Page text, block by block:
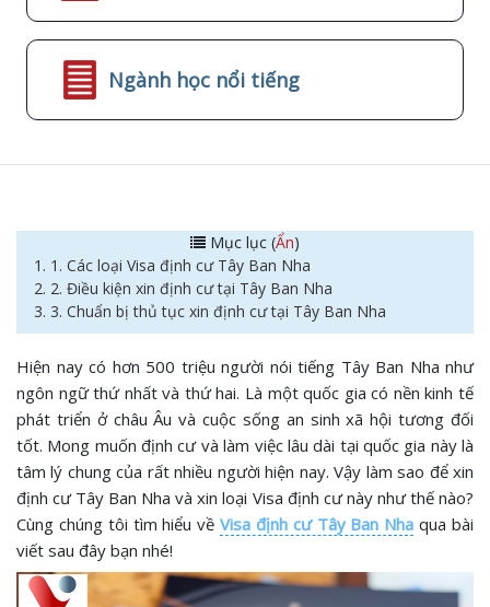
Ngành học nổi tiếng
Mục lục (Ẩn)
1. 1. Các loại Visa định cư Tây Ban Nha
2. 2. Điều kiện xin định cư tại Tây Ban Nha
3. 3. Chuẩn bị thủ tục xin định cư tại Tây Ban Nha
Hiện nay có hơn 500 triệu người nói tiếng Tây Ban Nha như
ngôn ngữ thứ nhất và thứ hai. Là một quốc gia có nền kinh tế
phát triển ở châu Âu và cuộc sống an sinh xã hội tương đối
tốt. Mong muốn định cư và làm việc lâu dài tại quốc gia này là
tâm lý chung của rất nhiều người hiện nay. Vậy làm sao để xin
định cư Tây Ban Nha và xin loại Visa định cư này như thế nào?
Cùng chúng tôi tìm hiểu vềVisa định cư Tây Ban Nha qua bài
viết sau đây bạn nhé!